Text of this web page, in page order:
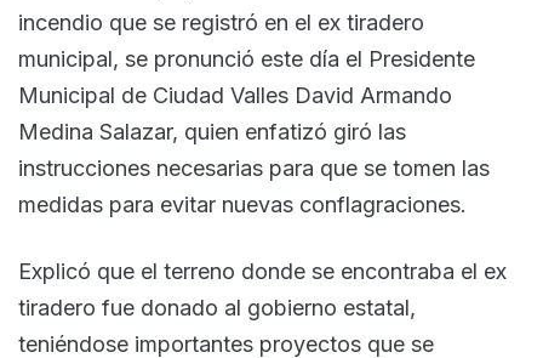
incendio que se registró en el ex tiradero
municipal, se pronunció este día el Presidente
Municipal de Ciudad Valles David Armando
Medina Salazar, quien enfatizó giró las
instrucciones necesarias para que se tomen las
medidas para evitar nuevas conflagraciones.
Explicó que el terreno donde se encontraba el ex
tiradero fue donado al gobierno estatal,
teniéndose importantes proyectos que se